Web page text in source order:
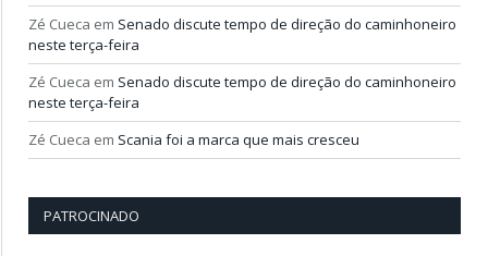
Zé Cueca em Senado discute tempo de direção do caminhoneiro
neste terça-feira
Zé Cueca em Senado discute tempo de direção do caminhoneiro
neste terça-feira
Zé Cueca em Scania foi a marca que mais cresceu
PATROCINADO